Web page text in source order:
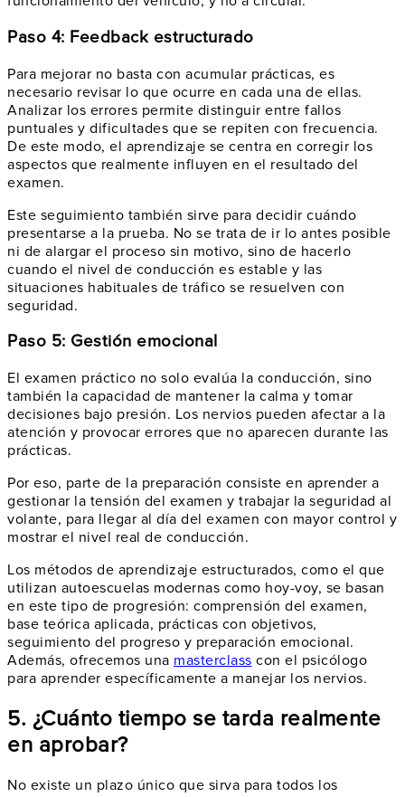
Paso 4: Feedback estructurado
Para mejorar no basta con acumular prácticas, es
necesario revisar lo que ocurre en cada una de ellas.
Analizar los errores permite distinguir entre fallos
puntuales y dificultades que se repiten con frecuencia.
De este modo, el aprendizaje se centra en corregir los
aspectos que realmente influyen en el resultado del
examen.
Este seguimiento también sirve para decidir cuándo
presentarse a la prueba. No se trata de ir lo antes posible
ni de alargar el proceso sin motivo, sino de hacerlo
cuando el nivel de conducción es estable y las
situaciones habituales de tráfico se resuelven con
seguridad.
Paso 5: Gestión emocional
El examen práctico no solo evalúa la conducción, sino
también la capacidad de mantener la calma y tomar
decisiones bajo presión. Los nervios pueden afectar a la
atención y provocar errores que no aparecen durante las
prácticas.
Por eso, parte de la preparación consiste en aprender a
gestionar la tensión del examen y trabajar la seguridad al
volante, para llegar al día del examen con mayor control y
mostrar el nivel real de conducción.
Los métodos de aprendizaje estructurados, como el que
utilizan autoescuelas modernas como hoy-voy, se basan
en este tipo de progresión: comprensión del examen,
base teórica aplicada, prácticas con objetivos,
seguimiento del progreso y preparación emocional.
Además, ofrecemos una masterclass con el psicólogo
para aprender específicamente a manejar los nervios.
5. ¿Cuánto tiempo se tarda realmente
en aprobar?
No existe un plazo único que sirva para todos los